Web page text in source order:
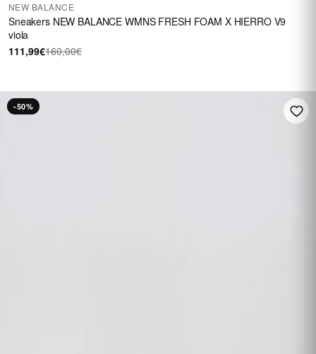
NEW BALANCE
Sneakers NEW BALANCE WMNS FRESH FOAM X HIERRO V9
viola
111,99€160,00€
-50%